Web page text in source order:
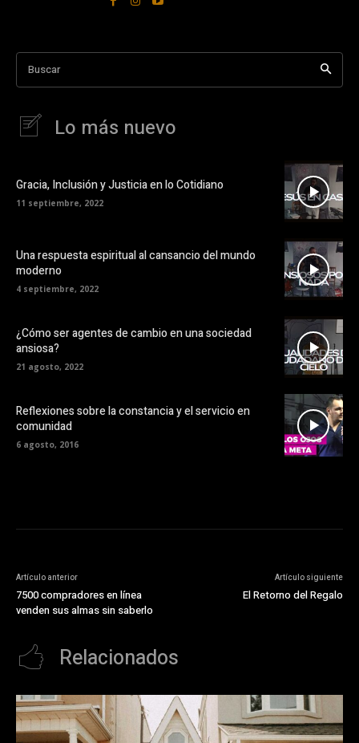
Buscar
Lo más nuevo
Gracia, Inclusión y Justicia en lo Cotidiano
11 septiembre, 2022
Una respuesta espiritual al cansancio del mundo
moderno
4 septiembre, 2022
¿Cómo ser agentes de cambio en una sociedad
ansiosa?
21 agosto, 2022
Reflexiones sobre la constancia y el servicio en
comunidad
6 agosto, 2016
Artículo anterior
7500 compradores en línea
venden sus almas sin saberlo
Artículo siguiente
El Retorno del Regalo
Relacionados